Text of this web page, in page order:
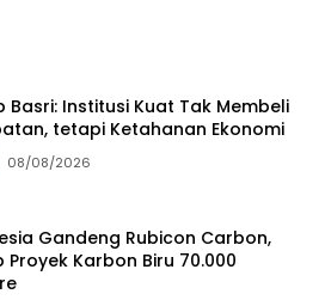
Basri: Institusi Kuat Tak Membeli
tetapi Ketahanan Ekonomi
08/08/2026
Gandeng Rubicon Carbon,
Proyek Karbon Biru 70.000